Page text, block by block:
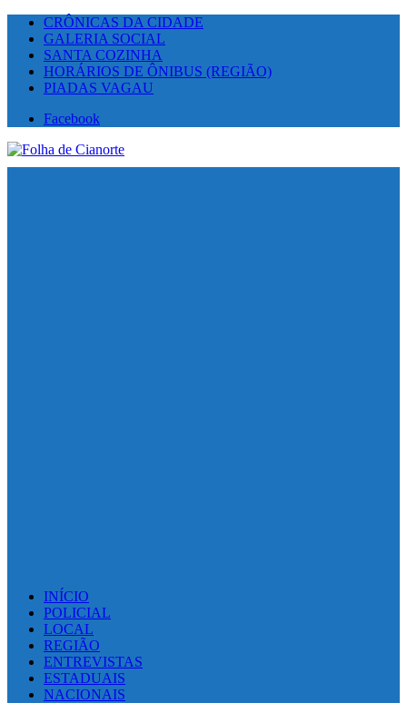
CRÔNICAS DA CIDADE
GALERIA SOCIAL
SANTA COZINHA
HORÁRIOS DE ÔNIBUS (REGIÃO)
PIADAS VAGAU
Facebook
INÍCIO
POLICIAL
LOCAL
REGIÃO
ENTREVISTAS
ESTADUAIS
NACIONAIS